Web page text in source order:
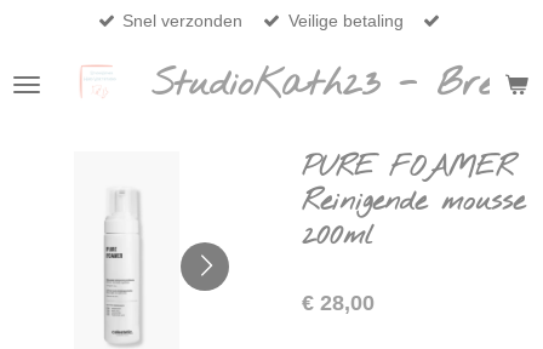
naar
de
StudioKath23 -
Snel verzonden Veilige betaling
PURE FOAMER
Reinigende mousse
200ml
€ 28,00